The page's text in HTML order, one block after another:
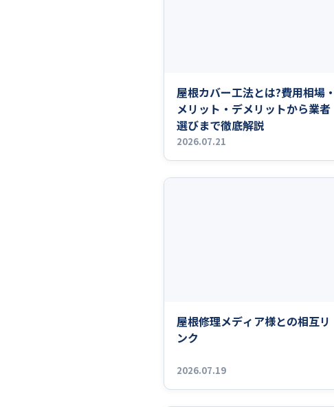
屋根カバー工法とは?費用相場・
メリット・デメリットから業者
選びまで徹底解説
2026.07.21
屋根修理メディア様との相互リ
ンク
2026.07.19